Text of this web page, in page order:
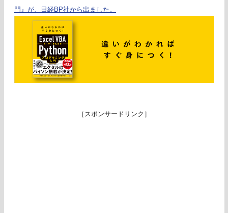
門』が、日経BP社から出ました。
［スポンサードリンク］